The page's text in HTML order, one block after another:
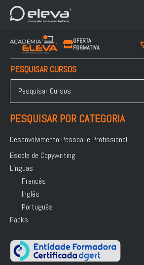
OFERTA
FORMATIVA
PESQUISAR CURSOS
Pesquisar
por:
PESQUISAR POR CATEGORIA
Desenvolvimento Pessoal e Profissional
Escola de Copywriting
Línguas
Francês
Inglês
Português
Packs